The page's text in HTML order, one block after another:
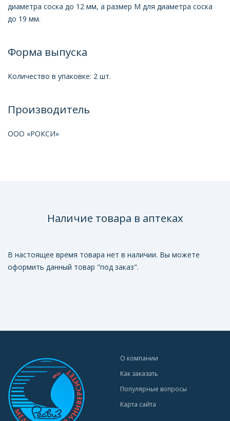
диаметра соска до 12 мм, а размер M для диаметра соска
до 19 мм.
Форма выпуска
Количество в упаковке: 2 шт.
Производитель
ООО «РОКСИ»
Наличие товара в аптеках
В настоящее время товара нет в наличии. Вы можете
оформить данный товар "под заказ".
О компании
Как заказать
Популярные вопросы
Карта сайта